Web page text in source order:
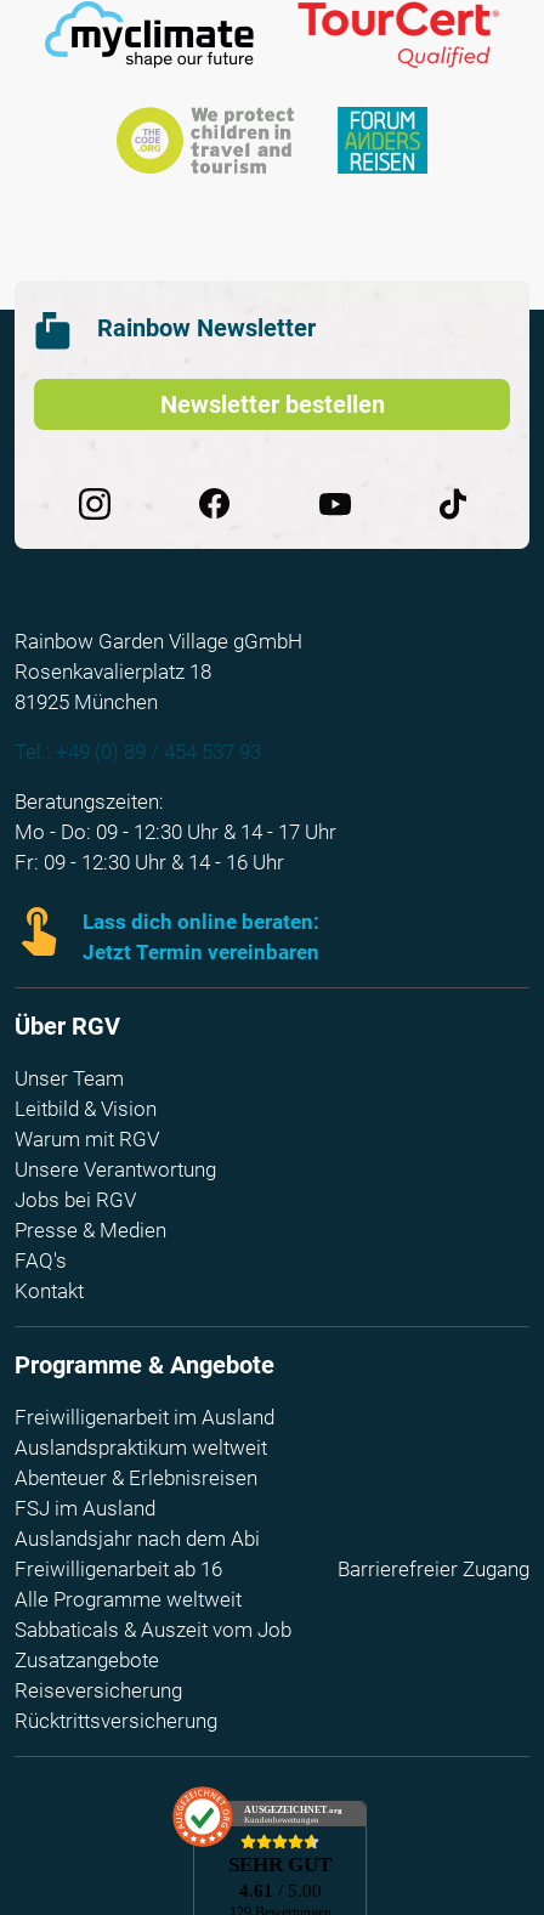
Rainbow Newsletter
Newsletter bestellen
Rainbow Garden Village gGmbH
Rosenkavalierplatz 18
81925 München
Tel.: +49 (0) 89 / 454 537 93
Beratungszeiten:
Mo - Do: 09 - 12:30 Uhr & 14 - 17 Uhr
Fr: 09 - 12:30 Uhr & 14 - 16 Uhr
Lass dich online beraten:
Jetzt Termin vereinbaren
Über RGV
Unser Team
Leitbild & Vision
Warum mit RGV
Unsere Verantwortung
Jobs bei RGV
Presse & Medien
FAQ's
Kontakt
Programme & Angebote
Freiwilligenarbeit im Ausland
Auslandspraktikum weltweit
Abenteuer & Erlebnisreisen
FSJ im Ausland
Auslandsjahr nach dem Abi
Freiwilligenarbeit ab 16
Alle Programme weltweit
Sabbaticals & Auszeit vom Job
Zusatzangebote
Reiseversicherung
Rücktrittsversicherung
Barrierefreier Zugang
AUSGEZEICHNET.org
Kundenbewertungen
SEHR GUT
4.61 / 5.00